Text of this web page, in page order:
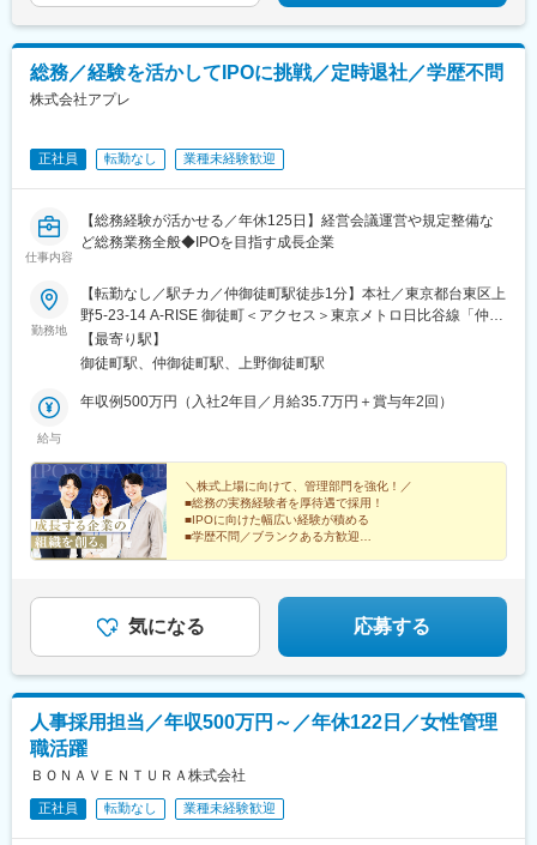
総務／経験を活かしてIPOに挑戦／定時退社／学歴不問
株式会社アプレ
正社員 転勤なし 業種未経験歓迎
仕事内容
【総務経験が活かせる／年休125日】経営会議運営や規定整備な
ど総務業務全般◆IPOを目指す成長企業
勤務地
【転勤なし／駅チカ／仲御徒町駅徒歩1分】本社／東京都台東区上
野5-23-14 A-RISE 御徒町＜アクセス＞東京メトロ日比谷線「仲御
徒町駅」徒歩1分JR「御徒町駅」徒歩3分＜受動喫煙対策＞屋内全
面禁煙（別途喫煙可能場所あり）
【最寄り駅】
御徒町駅、仲御徒町駅、上野御徒町駅
給与
年収例500万円（入社2年目／月給35.7万円＋賞与年2回）
＼株式上場に向けて、管理部門を強化！／
■総務の実務経験者を厚待遇で採用！
■IPOに向けた幅広い経験が積める
■学歴不問／ブランクある方歓迎
■複数路線利用OK／駅チカ！
気になる 応募する
人事採用担当／年収500万円～／年休122日／女性管理
職活躍
ＢＯＮＡＶＥＮＴＵＲＡ株式会社
正社員 転勤なし 業種未経験歓迎